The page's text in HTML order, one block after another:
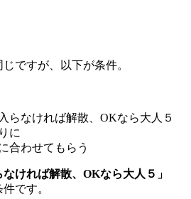
ですが、以下が条件。
らなければ解散、OKなら大人５
に
合わせてもらう
なければ解散、OKなら大人５」
です。